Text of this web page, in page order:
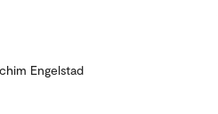
Engelstad